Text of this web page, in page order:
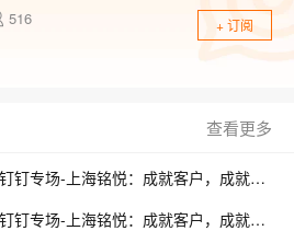
516 + 订阅
查看更多
阿里云创新生态合作手册-钉钉专场-上海铭悦：成就客户，成就自己，成就美好明天（上）
阿里云创新生态合作手册-钉钉专场-上海铭悦：成就客户，成就自己，成就美好明天（中）